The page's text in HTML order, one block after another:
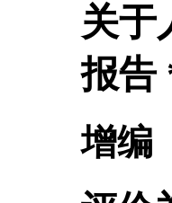
关于
报告
增编